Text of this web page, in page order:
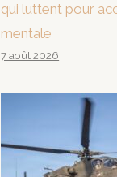
qui luttent pour
mentale
7 août 2026